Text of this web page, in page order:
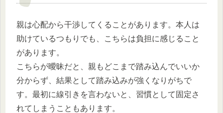
親は心配から干渉してくることがあります。本人は
助けているつもりでも、こちらは負担に感じること
があります。
こちらが曖昧だと、親もどこまで踏み込んでいいか
分からず、結果として踏み込みが強くなりがちで
す。最初に線引きを言わないと、習慣として固定さ
れてしまうこともあります。